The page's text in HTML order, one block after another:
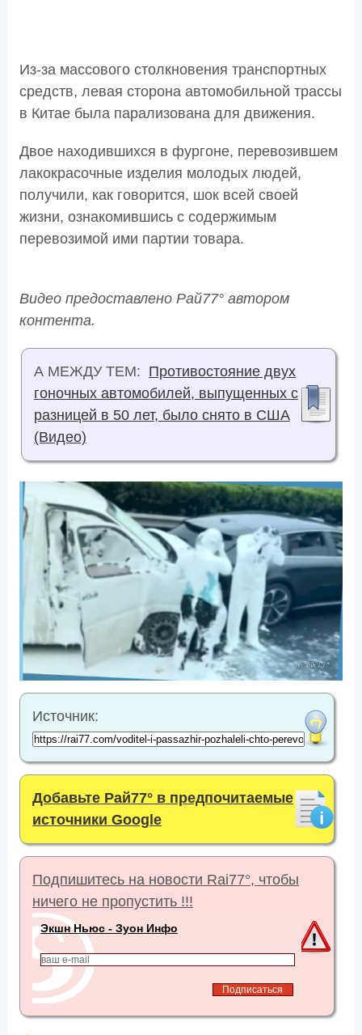
Из-за массового столкновения транспортных
средств, левая сторона автомобильной трассы
в Китае была парализована для движения.
Двое находившихся в фургоне, перевозившем
лакокрасочные изделия молодых людей,
получили, как говорится, шок всей своей
жизни, ознакомившись с содержимым
перевозимой ими партии товара.
Видео предоставлено Рай77° автором
контента.
А МЕЖДУ ТЕМ: Противостояние двух
гоночных автомобилей, выпущенных с
разницей в 50 лет, было снято в США
(Видео)
Источник:
Добавьте Рай77° в предпочитаемые
источники Google
Подпишитесь на новости Rai77°, чтобы
ничего не пропустить !!!
Экшн Ньюс - Зуон Инфо